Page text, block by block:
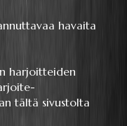
havaita
harjoitteiden
tältä sivustolta